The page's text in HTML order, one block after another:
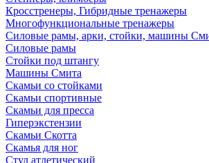
Кросстренеры, Гибридные тренажеры
Многофункциональные тренажеры
Силовые рамы, арки, стойки, машины
Силовые рамы
Стойки под штангу
Машины Смита
Скамьи со стойками
Скамьи спортивные
Скамьи для пресса
Гиперэкстензии
Скамьи Скотта
Скамья для ног
Стул атлетический